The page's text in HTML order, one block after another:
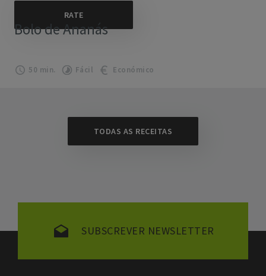
Bolo de Ananás
50 min. Fácil Económico
TODAS AS RECEITAS
SUBSCREVER NEWSLETTER